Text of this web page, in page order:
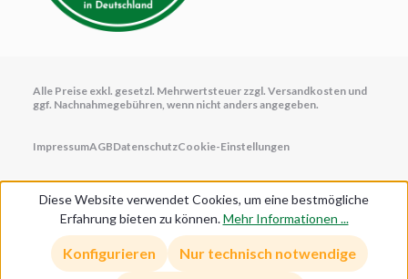
Anmelden/Registrieren
ImpressumAGBDatenschutzCookie-Einstellungen
Alle Preise exkl. gesetzl. Mehrwertsteuer zzgl. Versandkosten und
ggf. Nachnahmegebühren, wenn nicht anders angegeben.
Diese Website verwendet Cookies, um eine bestmögliche
Erfahrung bieten zu können.Mehr Informationen ...
Nur technisch notwendige
Konfigurieren